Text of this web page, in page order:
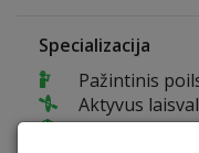
Specializacija
Pažintinis
Aktyvus
Ramus poilsis